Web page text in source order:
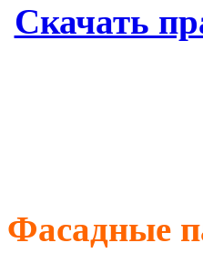
Скачать
Фасадные